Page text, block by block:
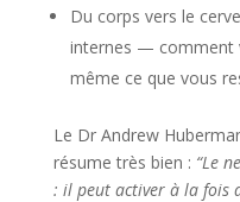
Du corps vers le
internes — comment
même ce que vous
Le Dr Andrew
résume très bien : “Le
: il peut activer à la fois